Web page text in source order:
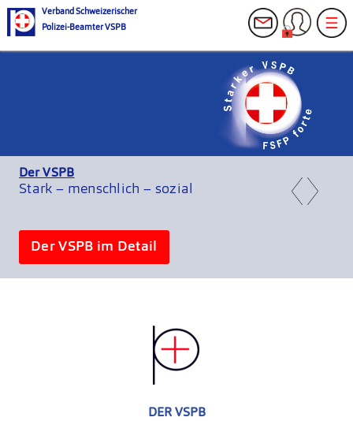
Verband Schweizerischer
Polizei-Beamter VSPB
Der VSPB
Stark – menschlich – sozial
Der VSPB im Detail
DER VSPB